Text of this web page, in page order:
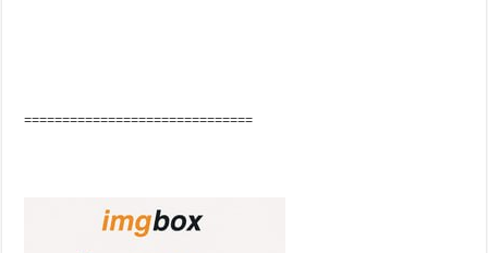
==============================